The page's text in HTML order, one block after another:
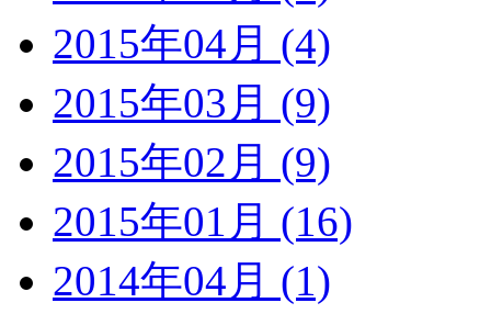
2015年04月 (4)
2015年03月 (9)
2015年02月 (9)
2015年01月 (16)
2014年04月 (1)